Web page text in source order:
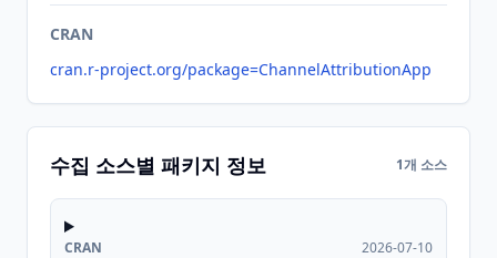
CRAN
cran.r-project.org/package=ChannelAttributionApp
수집 소스별 패키지 정보 1개 소스
CRAN 2026-07-10